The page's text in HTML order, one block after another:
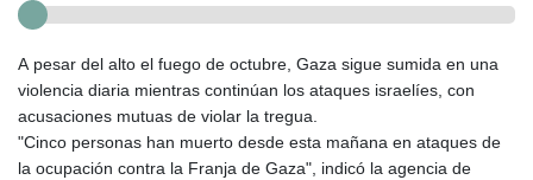
A pesar del alto el fuego de octubre, Gaza sigue sumida en una
violencia diaria mientras continúan los ataques israelíes, con
acusaciones mutuas de violar la tregua.
"Cinco personas han muerto desde esta mañana en ataques de
la ocupación contra la Franja de Gaza", indicó la agencia de